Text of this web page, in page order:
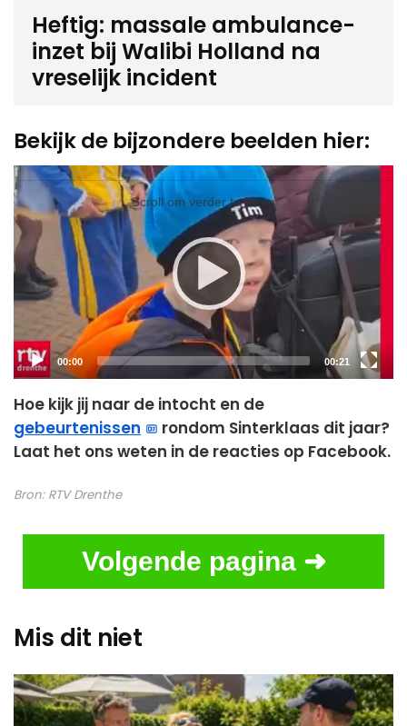
Heftig: massale ambulance-
inzet bij Walibi Holland na
vreselijk incident
Bekijk de bijzondere beelden hier:
Video
Player
Scroll om verder te lezen
Current
time
00:00
Total
duration
00:21
Hoe kijk jij naar de intocht en de
gebeurtenissen
rondom Sinterklaas dit jaar?
Laat het ons weten in de reacties op Facebook.
Bron: RTV Drenthe
Volgende pagina ➜
Mis dit niet